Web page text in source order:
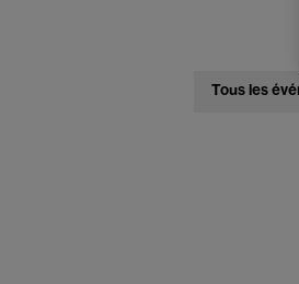
Tous les